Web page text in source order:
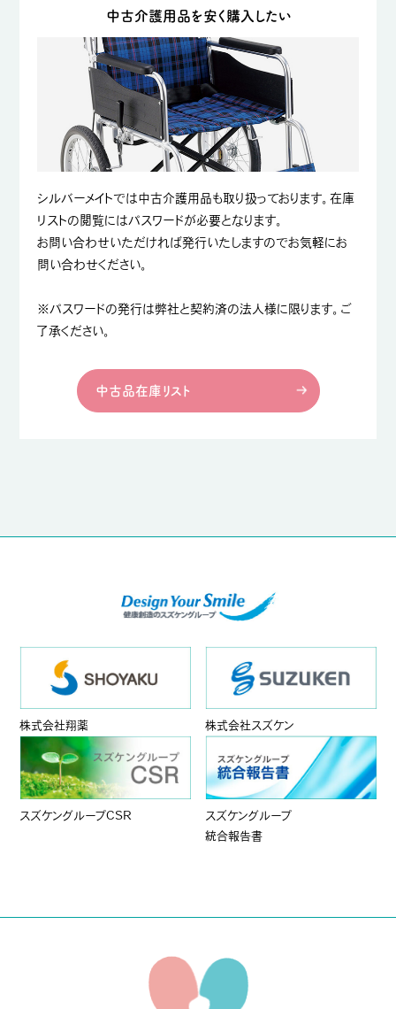
中古介護用品を安く購入したい
シルバーメイトでは中古介護用品も取り扱っております。在庫
リストの閲覧にはパスワードが必要となります。
お問い合わせいただければ発行いたしますのでお気軽にお
問い合わせください。
※パスワードの発行は弊社と契約済の法人様に限ります。ご
了承ください。
中古品在庫リスト
株式会社翔薬 株式会社スズケン
スズケングループCSR
スズケングループ
統合報告書